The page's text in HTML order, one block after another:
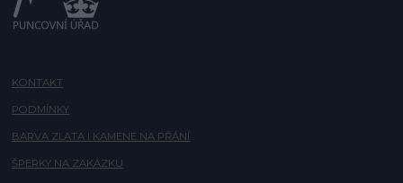
KONTAKT
PODMÍNKY
BARVA ZLATA I KAMENE NA PŘÁNÍ
ŠPERKY NA ZAKÁZKU